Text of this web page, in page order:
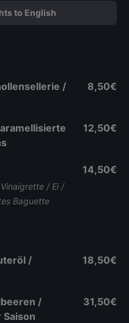
to English
/
8,50€
12,50€
/ Ei /
Baguette
14,50€
/
18,50€
/
31,50€